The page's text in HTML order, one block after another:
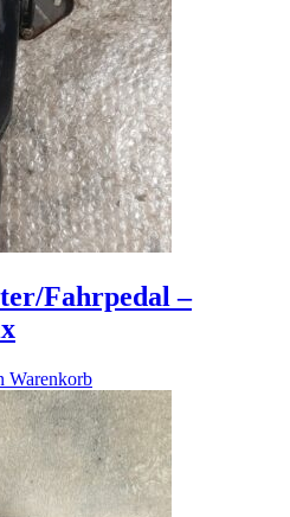
Fahrpedal –
Warenkorb